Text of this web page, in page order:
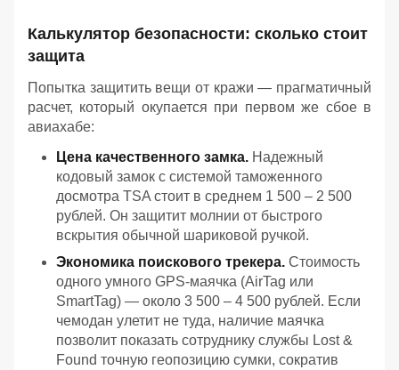
Калькулятор безопасности: сколько стоит
защита
Попытка защитить вещи от кражи — прагматичный
расчет, который окупается при первом же сбое в
авиахабе:
Цена качественного замка. Надежный
кодовый замок с системой таможенного
досмотра TSA стоит в среднем 1 500 – 2 500
рублей. Он защитит молнии от быстрого
вскрытия обычной шариковой ручкой.
Экономика поискового трекера. Стоимость
одного умного GPS-маячка (AirTag или
SmartTag) — около 3 500 – 4 500 рублей. Если
чемодан улетит не туда, наличие маячка
позволит показать сотруднику службы Lost &
Found точную геопозицию сумки, сократив